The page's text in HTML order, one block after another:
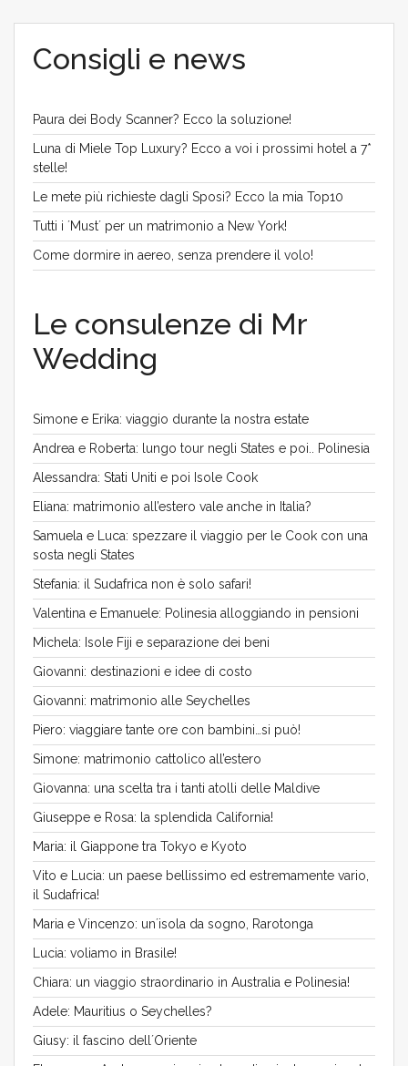
Consigli e news
Paura dei Body Scanner? Ecco la soluzione!
Luna di Miele Top Luxury? Ecco a voi i prossimi hotel a 7*
stelle!
Le mete più richieste dagli Sposi? Ecco la mia Top10
Tutti i ´Must´ per un matrimonio a New York!
Come dormire in aereo, senza prendere il volo!
Le consulenze di Mr
Wedding
Simone e Erika: viaggio durante la nostra estate
Andrea e Roberta: lungo tour negli States e poi.. Polinesia
Alessandra: Stati Uniti e poi Isole Cook
Eliana: matrimonio all’estero vale anche in Italia?
Samuela e Luca: spezzare il viaggio per le Cook con una
sosta negli States
Stefania: il Sudafrica non è solo safari!
Valentina e Emanuele: Polinesia alloggiando in pensioni
Michela: Isole Fiji e separazione dei beni
Giovanni: destinazioni e idee di costo
Giovanni: matrimonio alle Seychelles
Piero: viaggiare tante ore con bambini…si può!
Simone: matrimonio cattolico all’estero
Giovanna: una scelta tra i tanti atolli delle Maldive
Giuseppe e Rosa: la splendida California!
Maria: il Giappone tra Tokyo e Kyoto
Vito e Lucia: un paese bellissimo ed estremamente vario,
il Sudafrica!
Maria e Vincenzo: un´isola da sogno, Rarotonga
Lucia: voliamo in Brasile!
Chiara: un viaggio straordinario in Australia e Polinesia!
Adele: Mauritius o Seychelles?
Giusy: il fascino dell´Oriente